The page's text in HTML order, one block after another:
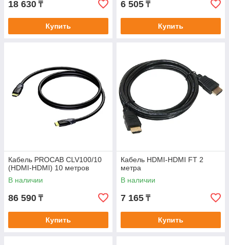
18 630 ₸
Купить
6 505 ₸
Купить
Кабель PROCAB CLV100/10
(HDMI-HDMI) 10 метров
В наличии
86 590 ₸
Купить
Кабель HDMI-HDMI FT 2
метра
В наличии
7 165 ₸
Купить